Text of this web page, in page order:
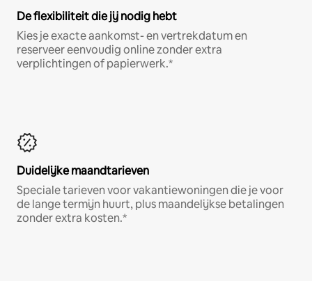
De flexibiliteit die jij nodig hebt
Kies je exacte aankomst- en vertrekdatum en
reserveer eenvoudig online zonder extra
verplichtingen of papierwerk.*
Duidelijke maandtarieven
Speciale tarieven voor vakantiewoningen die je voor
de lange termijn huurt, plus maandelijkse betalingen
zonder extra kosten.*